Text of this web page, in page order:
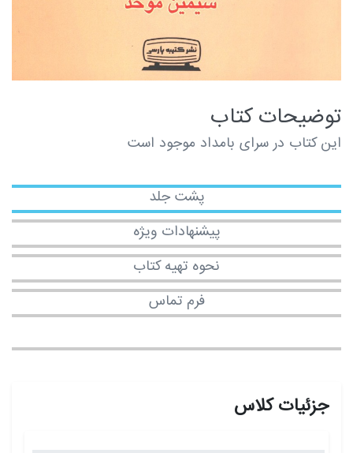
توضیحات کتاب
این کتاب در سرای بامداد موجود است
پشت جلد
پیشنهادات ویژه
نحوه تهیه کتاب
فرم تماس
جزئیات کلاس